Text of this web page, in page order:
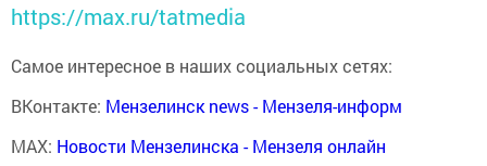
https://max.ru/tatmedia
Самое интересное в наших социальных сетях:
ВКонтакте: Мензелинск news - Мензеля-информ
MAX: Новости Мензелинска - Мензеля онлайн